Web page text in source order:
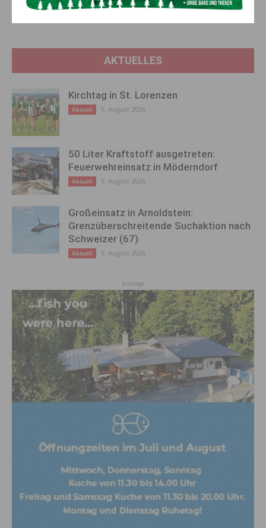
zuverlässigen Trading-Broker
Stadtgemeinde Hermagor
AKTUELLES
Kirchtag in St. Lorenzen
Aktuell 6. August 2026
50 Liter Kraftstoff ausgetreten:
Feuerwehreinsatz in Möderndorf
Aktuell 5. August 2026
Großeinsatz in Arnoldstein:
Grenzüberschreitende Suchaktion nach
Schweizer (67)
Aktuell 5. August 2026
Anzeige